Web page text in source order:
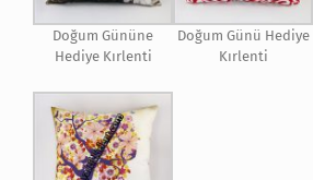
Doğum Gününe
Hediye Kırlenti
Doğum Günü Hediye
Kırlenti